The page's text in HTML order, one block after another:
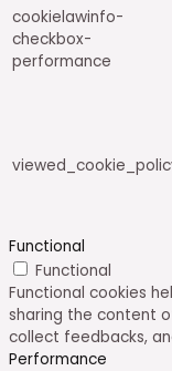
cookielawinfo-
checkbox-
performance
Functional
Functional
Functional cookies
sharing the content
collect feedbacks,
Performance